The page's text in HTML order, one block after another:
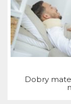
Dobry